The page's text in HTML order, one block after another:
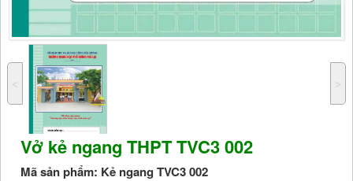
˂ ˃
Vở kẻ ngang THPT TVC3 002
Mã sản phẩm: Kẻ ngang TVC3 002